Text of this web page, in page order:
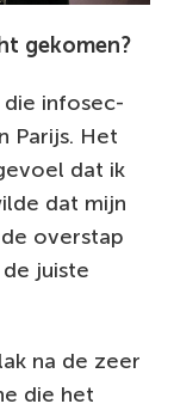
gekomen?
infosec-
Parijs. Het
dat ik
dat mijn
overstap
juiste
na de zeer
die het